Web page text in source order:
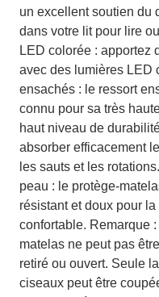
un excellent soutien du
dans votre lit pour lire
LED colorée : apportez
avec des lumières LED
ensachés : le ressort
connu pour sa très
haut niveau de
absorber efficacement
les sauts et les
peau : le protège-
résistant et doux pour
confortable. Remarque
matelas ne peut pas
retiré ou ouvert. Seule
ciseaux peut être